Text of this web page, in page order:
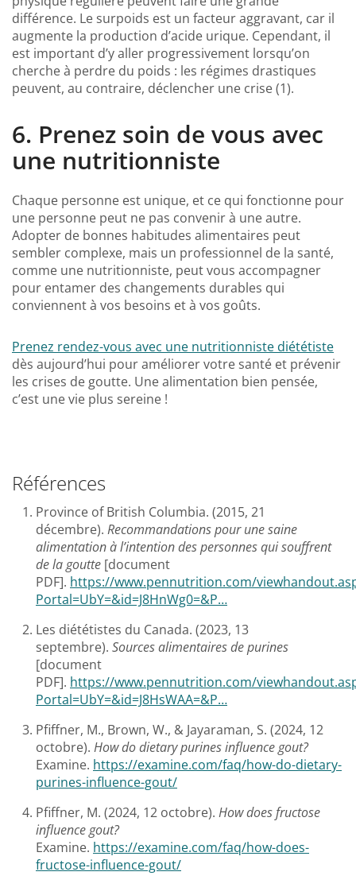
différence. Le surpoids est un facteur aggravant, car il
augmente la production d’acide urique. Cependant, il
est important d’y aller progressivement lorsqu’on
cherche à perdre du poids : les régimes drastiques
peuvent, au contraire, déclencher une crise (1).
6. Prenez soin de vous avec
une nutritionniste
Chaque personne est unique, et ce qui fonctionne pour
une personne peut ne pas convenir à une autre.
Adopter de bonnes habitudes alimentaires peut
sembler complexe, mais un professionnel de la santé,
comme une nutritionniste, peut vous accompagner
pour entamer des changements durables qui
conviennent à vos besoins et à vos goûts.
Prenez rendez-vous avec une nutritionniste diététiste
dès aujourd’hui pour améliorer votre santé et prévenir
les crises de goutte. Une alimentation bien pensée,
c’est une vie plus sereine !
Références
Province of British Columbia. (2015, 21
décembre). Recommandations pour une saine
alimentation à l’intention des personnes qui souffrent
de la goutte [document
PDF]. https://www.pennutrition.com/
Portal=UbY=&id=J8HnWg0=&P…
Les diététistes du Canada. (2023, 13
septembre). Sources alimentaires de purines
[document
PDF]. https://www.pennutrition.com/
Portal=UbY=&id=J8HsWAA=&P…
Pfiffner, M., Brown, W., & Jayaraman, S. (2024, 12
octobre). How do dietary purines influence gout?
Examine. https://examine.com/faq/how-do-dietary-
purines-influence-gout/
Pfiffner, M. (2024, 12 octobre). How does fructose
influence gout?
Examine. https://examine.com/faq/how-does-
fructose-influence-gout/